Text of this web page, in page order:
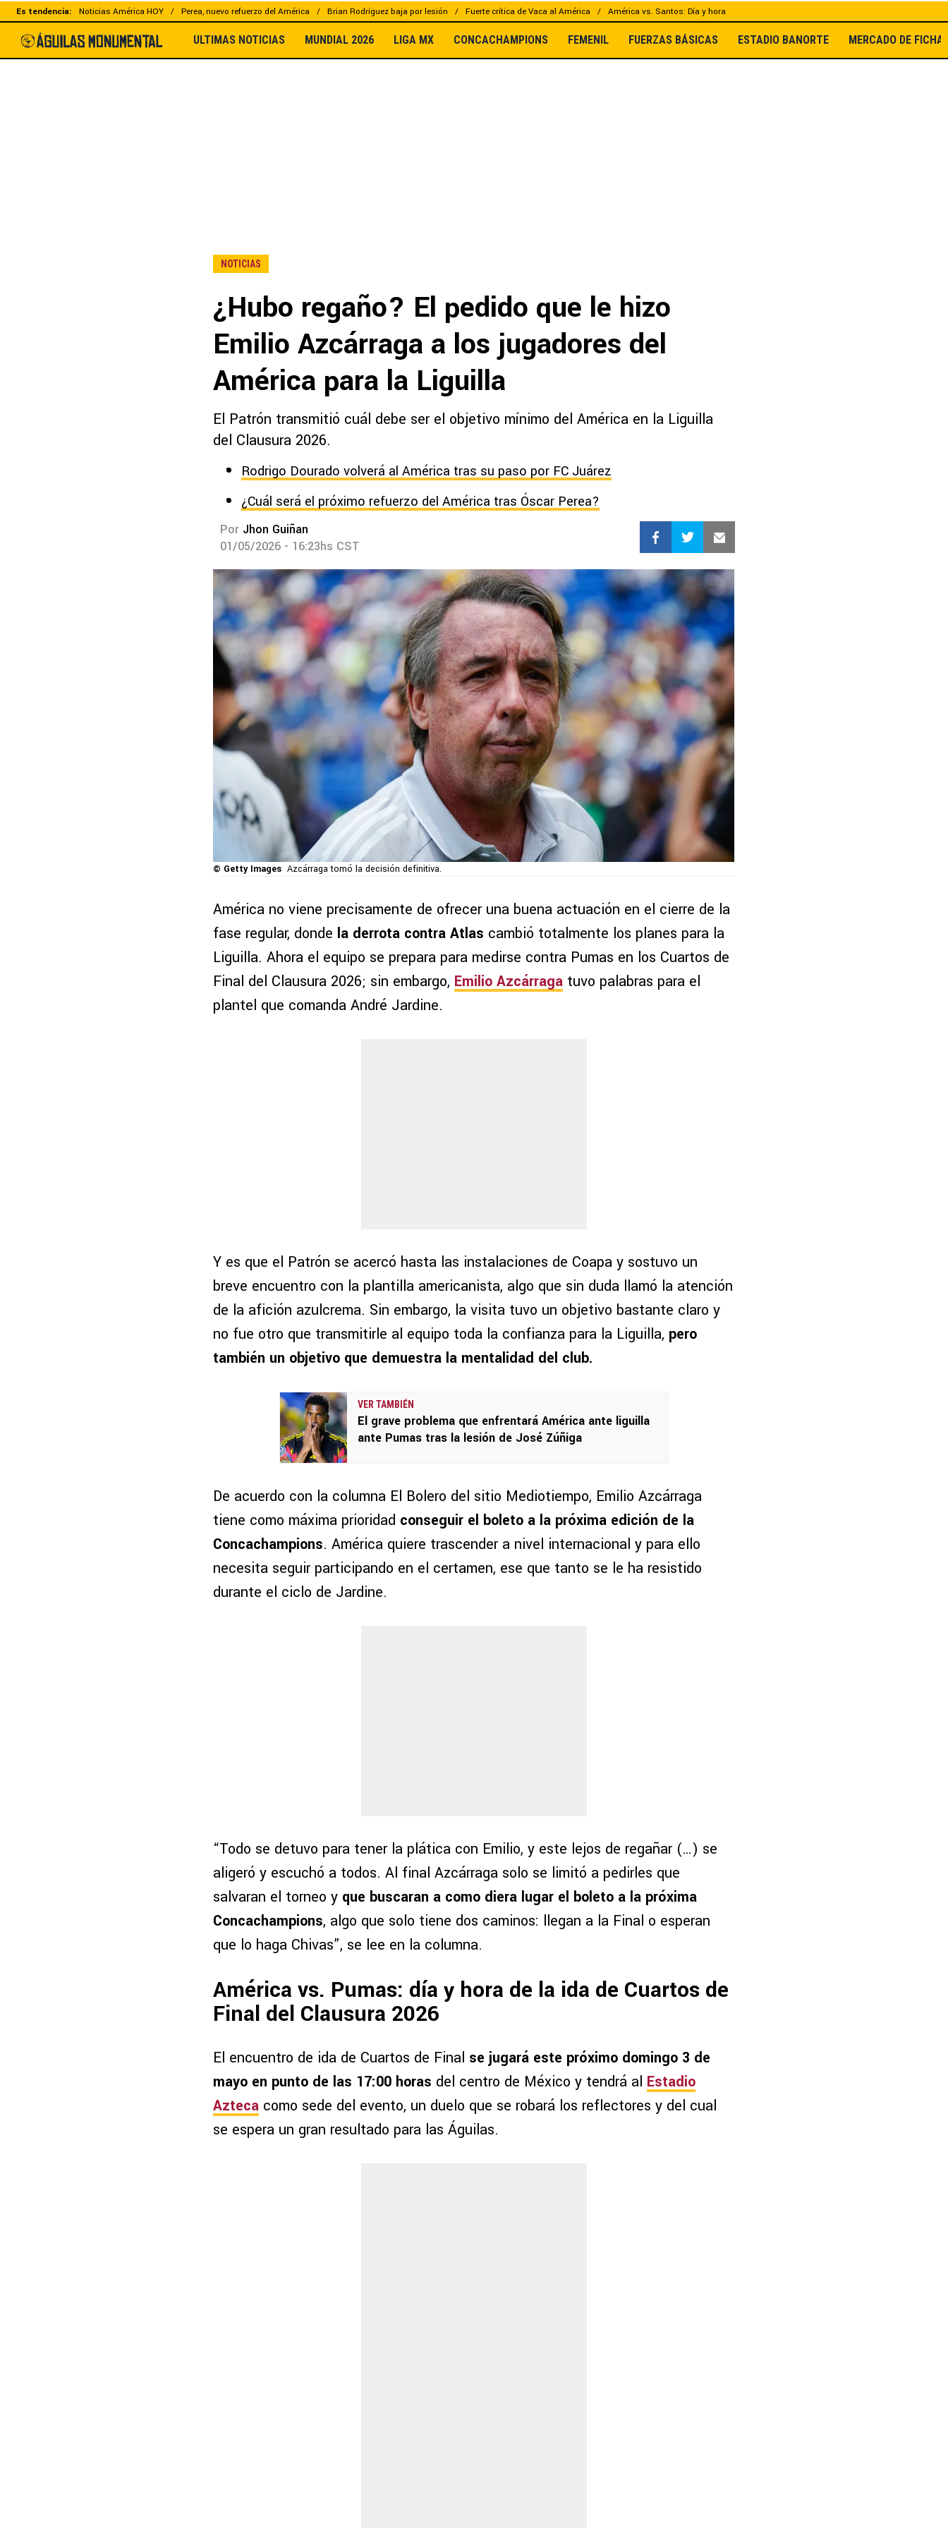
Es tendencia: Noticias América HOY Perea, nuevo refuerzo del América Brian Rodríguez baja por lesión Fuerte crítica de Vaca al América América vs. Santos: Día y hora
ULTIMAS NOTICIAS MUNDIAL 2026 LIGA MX CONCACHAMPIONS FEMENIL FUERZAS BÁSICAS ESTADIO BANORTE MERCADO DE
NOTICIAS
¿Hubo regaño? El pedido que le hizo
Emilio Azcárraga a los jugadores del
América para la Liguilla
El Patrón transmitió cuál debe ser el objetivo mínimo del América en la Liguilla
del Clausura 2026.
Rodrigo Dourado volverá al América tras su paso por FC Juárez
¿Cuál será el próximo refuerzo del América tras Óscar Perea?
Por Jhon Guiñan
01/05/2026 - 16:23hs CST
© Getty Images Azcárraga tomó la decisión definitiva.
América no viene precisamente de ofrecer una buena actuación en el cierre de la
fase regular, donde la derrota contra Atlas cambió totalmente los planes para la
Liguilla. Ahora el equipo se prepara para medirse contra Pumas en los Cuartos de
Final del Clausura 2026; sin embargo, Emilio Azcárraga tuvo palabras para el
plantel que comanda André Jardine.
Y es que el Patrón se acercó hasta las instalaciones de Coapa y sostuvo un
breve encuentro con la plantilla americanista, algo que sin duda llamó la atención
de la afición azulcrema. Sin embargo, la visita tuvo un objetivo bastante claro y
no fue otro que transmitirle al equipo toda la confianza para la Liguilla, pero
también un objetivo que demuestra la mentalidad del club.
VER TAMBIÉN
El grave problema que enfrentará América ante liguilla
ante Pumas tras la lesión de José Zúñiga
De acuerdo con la columna El Bolero del sitio Mediotiempo, Emilio Azcárraga
tiene como máxima prioridad conseguir el boleto a la próxima edición de la
Concachampions. América quiere trascender a nivel internacional y para ello
necesita seguir participando en el certamen, ese que tanto se le ha resistido
durante el ciclo de Jardine.
“Todo se detuvo para tener la plática con Emilio, y este lejos de regañar (…) se
aligeró y escuchó a todos. Al final Azcárraga solo se limitó a pedirles que
salvaran el torneo y que buscaran a como diera lugar el boleto a la próxima
Concachampions, algo que solo tiene dos caminos: llegan a la Final o esperan
que lo haga Chivas”, se lee en la columna.
América vs. Pumas: día y hora de la ida de Cuartos de
Final del Clausura 2026
El encuentro de ida de Cuartos de Final se jugará este próximo domingo 3 de
mayo en punto de las 17:00 horas del centro de México y tendrá al Estadio
Azteca como sede del evento, un duelo que se robará los reflectores y del cual
se espera un gran resultado para las Águilas.